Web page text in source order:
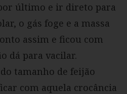
último e ir direto para
o gás foge e a massa
assim e ficou com
dá para vacilar.
tamanho de feijão
com aquela crocância